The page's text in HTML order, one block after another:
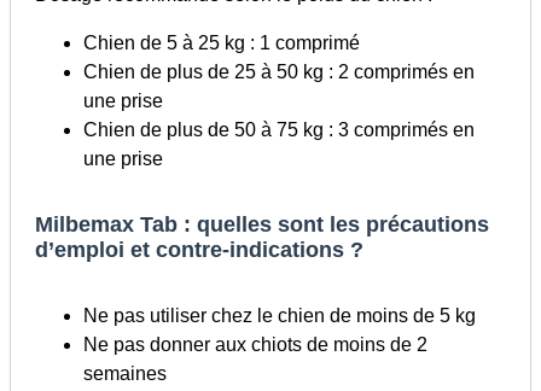
Chien de 5 à 25 kg : 1 comprimé
Chien de plus de 25 à 50 kg : 2 comprimés en
une prise
Chien de plus de 50 à 75 kg : 3 comprimés en
une prise
Milbemax Tab : quelles sont les précautions
d’emploi et contre-indications ?
Ne pas utiliser chez le chien de moins de 5 kg
Ne pas donner aux chiots de moins de 2
semaines